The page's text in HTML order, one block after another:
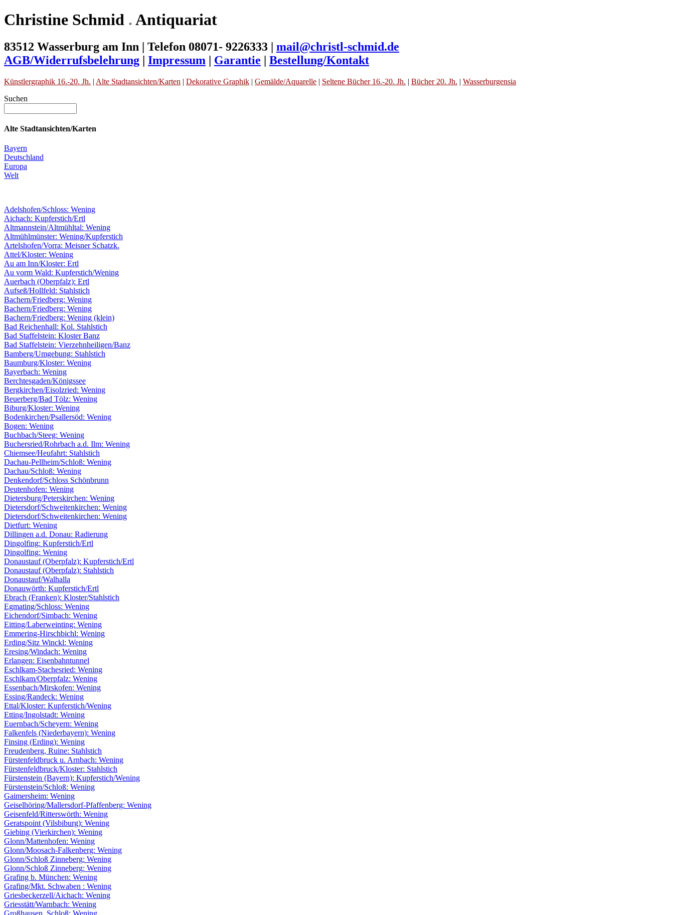
Christine Schmid .Antiquariat
83512 Wasserburg am Inn | Telefon 08071- 9226333 | mail@christl-schmid.de
AGB/Widerrufsbelehrung | Impressum | Garantie | Bestellung/Kontakt
Künstlergraphik 16.-20. Jh. | Alte Stadtansichten/Karten | Dekorative Graphik | Gemälde/Aquarelle | Seltene Bücher 16.-20. Jh. | Bücher 20. Jh. | Wasserburgensia
Suchen
Alte Stadtansichten/Karten
Bayern
Deutschland
Europa
Welt
Adelshofen/Schloss: Wening
Aichach: Kupferstich/Ertl
Altmannstein/Altmühltal: Wening
Altmühlmünster: Wening/Kupferstich
Artelshofen/Vorra: Meisner Schatzk.
Attel/Kloster: Wening
Au am Inn/Kloster: Ertl
Au vorm Wald: Kupferstich/Wening
Auerbach (Oberpfalz): Ertl
Aufseß/Hollfeld: Stahlstich
Bachern/Friedberg: Wening
Bachern/Friedberg: Wening
Bachern/Friedberg: Wening (klein)
Bad Reichenhall: Kol. Stahlstich
Bad Staffelstein: Kloster Banz
Bad Staffelstein: Vierzehnheiligen/Banz
Bamberg/Umgebung: Stahlstich
Baumburg/Kloster: Wening
Bayerbach: Wening
Berchtesgaden/Königssee
Bergkirchen/Eisolzried: Wening
Beuerberg/Bad Tölz: Wening
Biburg/Kloster: Wening
Bodenkirchen/Psallersöd: Wening
Bogen: Wening
Buchbach/Steeg: Wening
Buchersried/Rohrbach a.d. Ilm: Wening
Chiemsee/Heufahrt: Stahlstich
Dachau-Pellheim/Schloß: Wening
Dachau/Schloß: Wening
Denkendorf/Schloss Schönbrunn
Deutenhofen: Wening
Dietersburg/Peterskirchen: Wening
Dietersdorf/Schweitenkirchen: Wening
Dietersdorf/Schweitenkirchen: Wening
Dietfurt: Wening
Dillingen a.d. Donau: Radierung
Dingolfing: Kupferstich/Ertl
Dingolfing: Wening
Donaustauf (Oberpfalz): Kupferstich/Ertl
Donaustauf (Oberpfalz): Stahlstich
Donaustauf/Walhalla
Donauwörth: Kupferstich/Ertl
Ebrach (Franken): Kloster/Stahlstich
Egmating/Schloss: Wening
Eichendorf/Simbach: Wening
Eitting/Laberweinting: Wening
Emmering-Hirschbichl: Wening
Erding/Sitz Winckl: Wening
Eresing/Windach: Wening
Erlangen: Eisenbahntunnel
Eschlkam-Stachesried: Wening
Eschlkam/Oberpfalz: Wening
Essenbach/Mirskofen: Wening
Essing/Randeck: Wening
Ettal/Kloster: Kupferstich/Wening
Etting/Ingolstadt: Wening
Euernbach/Scheyern: Wening
Falkenfels (Niederbayern): Wening
Finsing (Erding): Wening
Freudenberg, Ruine: Stahlstich
Fürstenfeldbruck u. Arnbach: Wening
Fürstenfeldbruck/Kloster: Stahlstich
Fürstenstein (Bayern): Kupferstich/Wening
Fürstenstein/Schloß: Wening
Gaimersheim: Wening
Geiselhöring/Mallersdorf-Pfaffenberg: Wening
Geisenfeld/Ritterswörth: Wening
Geratspoint (Vilsbiburg): Wening
Giebing (Vierkirchen): Wening
Glonn/Mattenhofen: Wening
Glonn/Moosach-Falkenberg: Wening
Glonn/Schloß Zinneberg: Wening
Glonn/Schloß Zinneberg: Wening
Grafing b. München: Wening
Grafing/Mkt. Schwaben : Wening
Griesbeckerzell/Aichach: Wening
Griesstätt/Warnbach: Wening